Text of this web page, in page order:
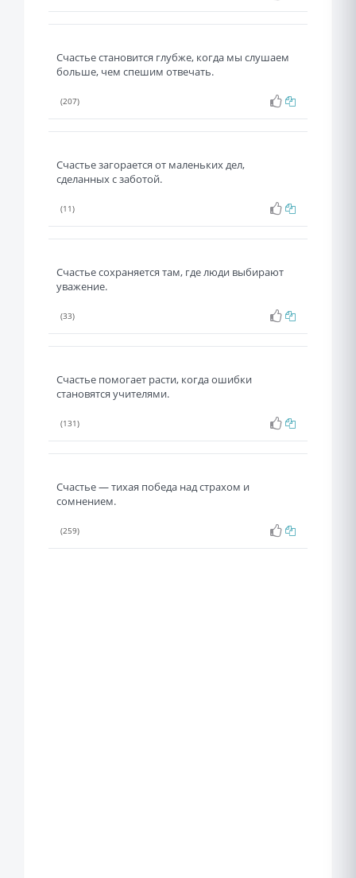
Счастье становится глубже, когда мы слушаем
больше, чем спешим отвечать.
(207)
Счастье загорается от маленьких дел,
сделанных с заботой.
(11)
Счастье сохраняется там, где люди выбирают
уважение.
(33)
Счастье помогает расти, когда ошибки
становятся учителями.
(131)
Счастье — тихая победа над страхом и
сомнением.
(259)